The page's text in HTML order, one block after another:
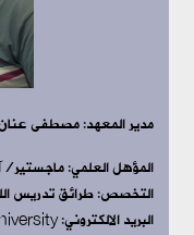
مدير المعهد: مصطفى
المؤهل العلمي: ماجستير/
التخصص: طرائق تدريس
البريد الالكتروني: Info@iru.university